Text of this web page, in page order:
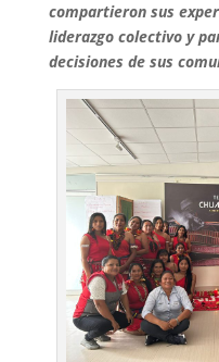
compartieron sus
liderazgo colectivo y
decisiones de sus